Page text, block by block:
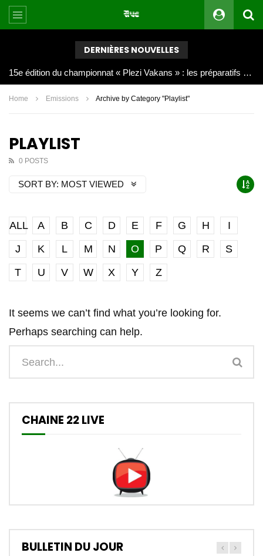
DERNIÈRES NOUVELLES
Joy Clerf Derisier, sur les traces de son père : évangéliser par la musique
Home Emissions Archive by Category "Playlist"
PLAYLIST
0 POSTS
SORT BY: MOST VIEWED
ALL A B C D E F G H
I
J
K L M N O P Q R
S
T
U V W X Y Z
It seems we can’t find what you’re looking for.
Perhaps searching can help.
CHAINE 22 LIVE
BULLETIN DU JOUR